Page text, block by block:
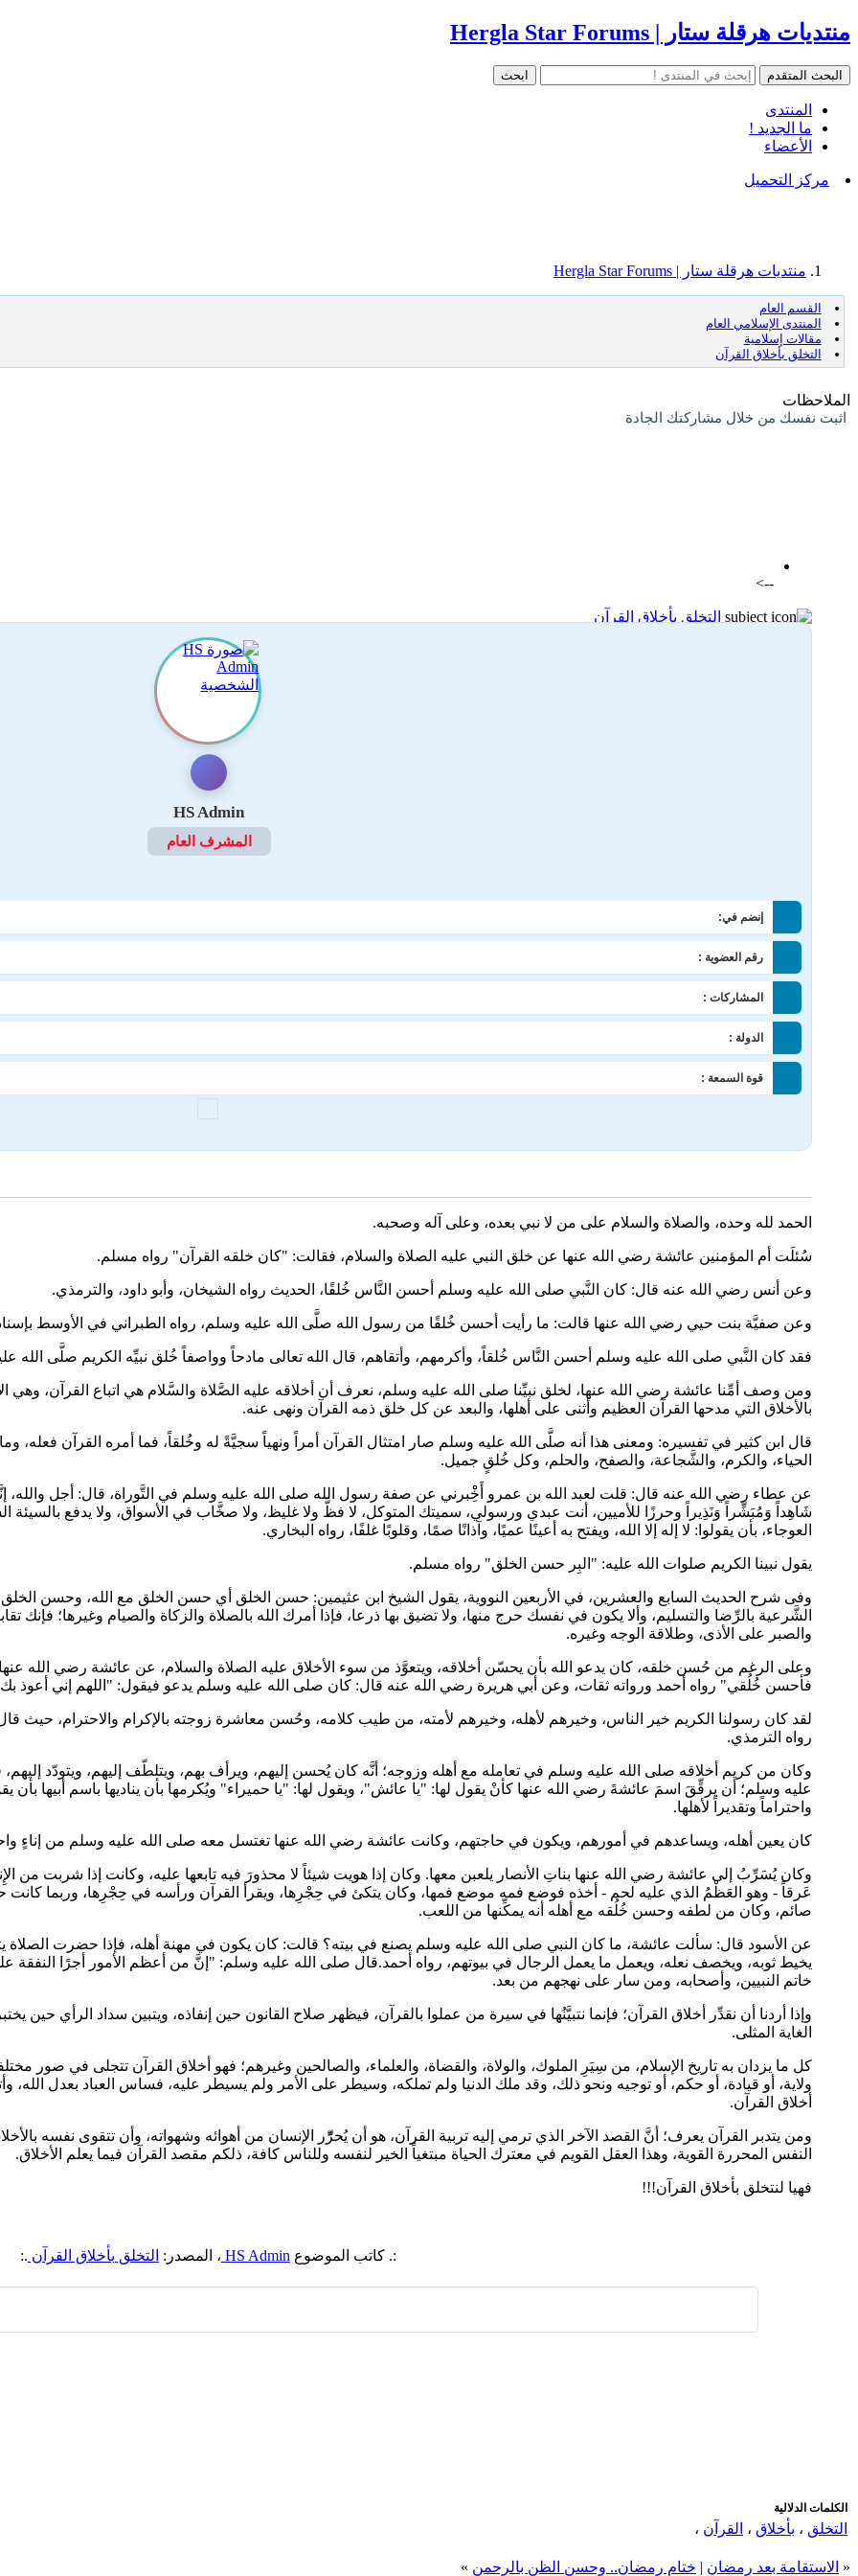
منتديات هرقلة ستار | Hergla Star Forums
المنتدى
ما الجديد !
الأعضاء
مركز التحميل
منتديات هرقلة ستار | Hergla Star Forums
القسم العام
المنتدى الإسلامي العام
مقالات إسلامية
التخلق بأخلاق القرآن
الملاحظات
اثبت نفسك من خلال مشاركتك الجادة
-->
التخلق بأخلاق القرآن
07-04-2024 22:48
HS Admin
المشرف العام
إنضم في:
رقم العضوية :
المشاركات :
الدولة :
قوة السمعة :
الحمد لله وحده، والصلاة والسلام على من لا نبي بعده، وعلى آله وصحبه.
سُئلَت أم المؤمنين عائشة رضي الله عنها عن خلق النبي عليه الصلاة والسلام، فقالت: "كان خلقه القرآن" رواه مسلم.
وعن أنس رضي الله عنه قال: كان النَّبي صلى الله عليه وسلم أحسن النَّاس خُلقًا، الحديث رواه الشيخان، وأبو داود، والترمذي.
وعن صفيَّة بنت حيي رضي الله عنها قالت: ما رأيت أحسن خُلقًا من رسول الله صلَّى الله عليه وسلم، رواه الطبراني في الأوسط
فقد كان النَّبي صلى الله عليه وسلم أحسن النَّاس خُلقاً، وأكرمهم، وأتقاهم، قال الله تعالى مادحاً وواصفاً خُلق نبيِّه الكريم صلَّى الله
ومن وصف أمِّنا عائشة رضي الله عنها، لخلق نبيِّنا صلى الله عليه وسلم، نعرف أن أخلاقه عليه الصَّلاة والسَّلام هي اتباع القرآن، وهي
بالأخلاق التي مدحها القرآن العظيم وأثنى على أهلها، والبعد عن كل خلق ذمه القرآن ونهى عنه.
قال ابن كثير في تفسيره: ومعنى هذا أنه صلَّى الله عليه وسلم صار امتثال القرآن أمراً ونهياً سجيَّةً له وخُلقاً، فما أمره القرآن فعله،
الحياء، والكرم، والشَّجاعة، والصفح، والحلم، وكل خُلقٍ جميل.
عن عطاء رضي الله عنه قال: قلت لعبد الله بن عمرو أَخِْْبرني عن صفة رسول الله صلى الله عليه وسلم في التَّوراة، قال: أجل والله، إنَّه
شَاهِداً وَمُبَشِّراً وَنَذِيراً وحرزًا للأميين، أنت عبدي ورسولي، سميتك المتوكل، لا فظَّ ولا غليظ، ولا صخَّاب في الأسواق، ولا يدفع بالسيئة
العوجاء، بأن يقولوا: لا إله إلا الله، ويفتح به أعينًا عميًا، وآذانًا صمًا، وقلوبًا غلفًا، رواه البخاري.
يقول نبينا الكريم صلوات الله عليه: "البِر حسن الخلق" رواه مسلم.
وفى شرح الحديث السابع والعشرين، في الأربعين النووية، يقول الشيخ ابن عثيمين: حسن الخلق أي حسن الخلق مع الله، وحسن الخلق
الشَّرعية بالرِّضا والتسليم، وألا يكون في نفسك حرج منها، ولا تضيق بها ذرعا، فإذا أمرك الله بالصلاة والزكاة والصيام وغيرها؛
والصبر على الأذى، وطلاقة الوجه وغيره.
وعلى الرغم من حُسن خلقه، كان يدعو الله بأن يحسّن أخلاقه، ويتعوَّذ من سوء الأخلاق عليه الصلاة والسلام، عن عائشة رضي الله
فأحسن خُلُقي" رواه أحمد ورواته ثقات، وعن أبي هريرة رضي الله عنه قال: كان صلى الله عليه وسلم يدعو فيقول: "اللهم إني أعوذ بك
لقد كان رسولنا الكريم خير الناس، وخيرهم لأهله، وخيرهم لأمته، من طيب كلامه، وحُسن معاشرة زوجته بالإكرام والاحترام، حيث
رواه الترمذي.
وكان من كريم أخلاقه صلى الله عليه وسلم في تعامله مع أهله وزوجه؛ أنَّه كان يُحسن إليهم، ويرأف بهم، ويتلطّف إليهم، ويتودّد
عليه وسلم؛ أن يرقِّقَ اسمَ عائشةَ رضي الله عنها كأنْ يقول لها: "يا عائش"، ويقول لها: "يا حميراء" ويُكرمها بأن يناديها باسم أبيها بأن يقول
واحتراماً وتقديراً لأهلها.
كان يعين أهله، ويساعدهم في أمورهم، ويكون في حاجتهم، وكانت عائشة رضي الله عنها تغتسل معه صلى الله عليه وسلم من إناءٍ
وكان يُسَرِّبُ إلى عائشة رضي الله عنها بناتِ الأنصار يلعبن معها‏.‏ وكان إذا هويت شيئاً لا محذورَ فيه تابعها عليه، وكانت إذا شربت
عَرقاً - وهو العَظْمُ الذي عليه لحم - أخذه فوضع فمه موضع فمها، وكان يتكئ في حِجْرِها، ويقرأ القرآن ورأسه في حِجْرِها، وربما كانت
صائم، وكان من لطفه وحسن خُلُقه مع أهله أنه يمكِّنها من اللعب.
عن الأسود قال: سألت عائشة، ما كان النبي صلى الله عليه وسلم يصنع في بيته؟ قالت: كان يكون في مهنة أهله، فإذا حضرت الصلاة
يخيط ثوبه، ويخصف نعله، ويعمل ما يعمل الرجال في بيوتهم، رواه أحمد.قال صلى الله عليه وسلم: "إنَّ من أعظم الأمور أجرًا
خاتم النبيين، وأصحابه، ومن سار على نهجهم من بعد.
وإذا أردنا أن نقدِّر أخلاق القرآن؛ فإنما نتبيَّنُها في سيرة من عملوا بالقرآن، فيظهر صلاح القانون حين إنفاذه، ويتبين سداد الرأي حين
الغاية المثلى.
كل ما يزدان به تاريخ الإسلام، من سِيَرِ الملوك، والولاة، والقضاة، والعلماء، والصالحين وغيرهم؛ فهو أخلاق القرآن تتجلى في صور
ولاية، أو قيادة، أو حكم، أو توجيه ونحو ذلك، وقد ملك الدنيا ولم تملكه، وسيطر على الأمر ولم يسيطر عليه، فساس العباد بعدل
أخلاق القرآن.
ومن يتدبر القرآن يعرف؛ أنَّ القصد الآخر الذي ترمي إليه تربية القرآن، هو أن يُحرِّّر الإنسان من أهوائه وشهواته، وأن تتقوى نفسه
النفس المحررة القوية، وهذا العقل القويم في معترك الحياة مبتغياً الخير لنفسه وللناس كافة، ذلكم مقصد القرآن فيما يعلم الأخلاق.
فهيا لنتخلق بأخلاق القرآن!!!
:. كاتب الموضوع HS Admin ، المصدر: التخلق بأخلاق القرآن .:
الكلمات الدلالية
التخلق ، بأخلاق ، القرآن ،
« الاستقامة بعد رمضان | ختام رمضان.. وحسن الظن بالرحمن »